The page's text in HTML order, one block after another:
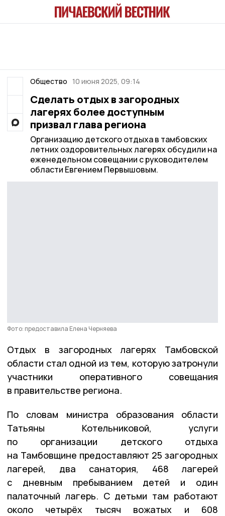
Общество 10 июня 2025, 09:14
Сделать отдых в загородных
лагерях более доступным
призвал глава региона
Организацию детского отдыха в тамбовских
летних оздоровительных лагерях обсудили на
еженедельном совещании с руководителем
области Евгением Первышовым.
Фото: предоставила Елена Черняева
Отдых в загородных лагерях Тамбовской
области стал одной из тем, которую затронули
участники оперативного совещания
в правительстве региона.
По словам министра образования области
Татьяны Котельниковой, услуги
по организации детского отдыха
на Тамбовщине предоставляют 25 загородных
лагерей, два санатория, 468 лагерей
с дневным пребыванием детей и один
палаточный лагерь. С детьми там работают
около четырёх тысяч вожатых и 608